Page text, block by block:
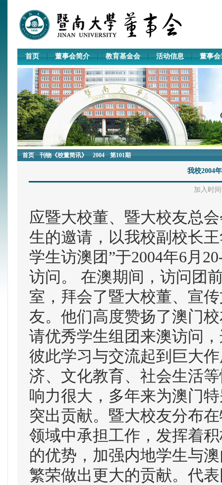
首页 董事会简介 教育基金会 活动信息 董事会
首页 刊物《校董简讯》 2004 第101期
我校2004
加入时间
应暨大校董、暨大校友总
生的邀请，以我校副校长
学生访澳团”于2004年6月
访问。 在澳期间，访问团
室，拜会了暨大校董、宣
友。他们高度赞扬了澳门
请优秀学生组团来澳访问
彼此学习与交流起到巨大
济、文化教育、社会生活
响力很大，多年来为澳门
突出贡献。暨大校友分布
领域中承担工作，发挥着
的优势，加强内地学生与
繁荣做出更大的贡献。代